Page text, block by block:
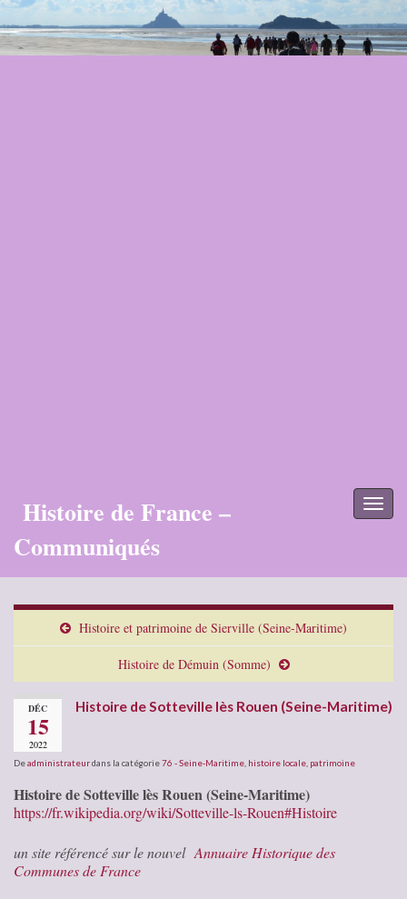
Histoire de France –
Communiqués
Histoire et patrimoine de Sierville (Seine-Maritime)
Histoire de Démuin (Somme)
DÉC
15
2022
Histoire de Sotteville lès Rouen (Seine-Maritime)
Deadministrateurdans la catégorie76 - Seine-Maritime histoire locale patrimoine
Histoire de Sotteville lès Rouen (Seine-Maritime)
https://fr.wikipedia.org/wiki/Sotteville-ls-Rouen#Histoire
un site référencé sur le nouvel Annuaire Historique des
Communes de France